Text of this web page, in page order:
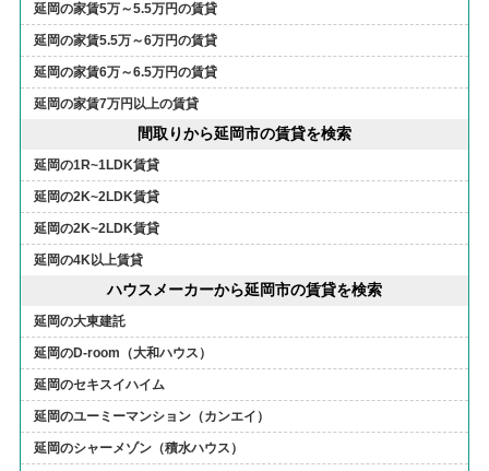
延岡の家賃5万～5.5万円の賃貸
延岡の家賃5.5万～6万円の賃貸
延岡の家賃6万～6.5万円の賃貸
延岡の家賃7万円以上の賃貸
間取りから延岡市の賃貸を検索
延岡の1R~1LDK賃貸
延岡の2K~2LDK賃貸
延岡の2K~2LDK賃貸
延岡の4K以上賃貸
ハウスメーカーから延岡市の賃貸を検索
延岡の大東建託
延岡のD-room（大和ハウス）
延岡のセキスイハイム
延岡のユーミーマンション（カンエイ）
延岡のシャーメゾン（積水ハウス）